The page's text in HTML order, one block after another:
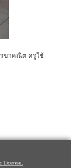
รขาคณิต ครูใช้
License.